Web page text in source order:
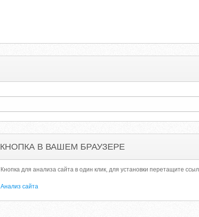
КНОПКА В ВАШЕМ БРАУЗЕРЕ
Кнопка для анализа сайта в один клик, для установки перетащите
Анализ сайта